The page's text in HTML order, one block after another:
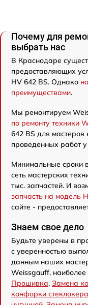
Почему для
выбрать нас
В Краснодаре
предоставляющих
HV 642 BS. Однако
преимуществами.
Мы ремонтируем
по ремонту техники
642 BS для
проведенных работ
Минимальные сроки
сеть мастерских
тыс. запчастей. И
запчасть на модель
сайте -
Знаем свое дело
Будьте уверены в
с уверенностью
данным наших
Weissgauff,
Прошивка, Замена
конфорки